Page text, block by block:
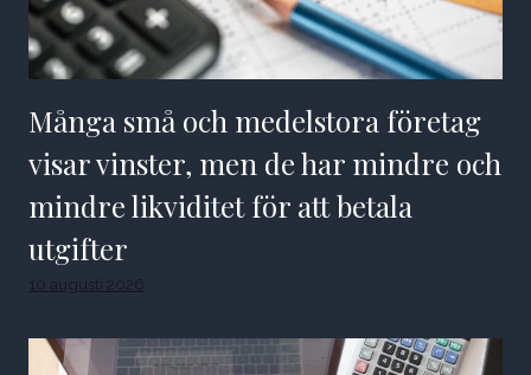
Många små och medelstora företag
visar vinster, men de har mindre och
mindre likviditet för att betala
utgifter
10 augusti 2026